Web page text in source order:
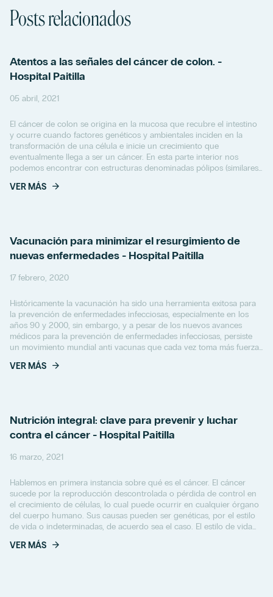
Posts relacionados
Atentos a las señales del cáncer de colon. -
Hospital Paitilla
05 abril, 2021
El cáncer de colon se origina en la mucosa que recubre el intestino
y ocurre cuando factores genéticos y ambientales inciden en la
transformación de una célula e inicie un crecimiento que
eventualmente llega a ser un cáncer. En esta parte interior nos
podemos encontrar con estructuras denominadas pólipos (similares
a una verruga, aunque a veces...
VER MÁS
Vacunación para minimizar el resurgimiento de
nuevas enfermedades - Hospital Paitilla
17 febrero, 2020
Históricamente la vacunación ha sido una herramienta exitosa para
la prevención de enfermedades infecciosas, especialmente en los
años 90 y 2000, sin embargo, y a pesar de los nuevos avances
médicos para la prevención de enfermedades infecciosas, persiste
un movimiento mundial anti vacunas que cada vez toma más fuerza.
Lo que genera preocupación...
VER MÁS
Nutrición integral: clave para prevenir y luchar
contra el cáncer - Hospital Paitilla
16 marzo, 2021
Hablemos en primera instancia sobre qué es el cáncer. El cáncer
sucede por la reproducción descontrolada o pérdida de control en
el crecimiento de células, lo cual puede ocurrir en cualquier órgano
del cuerpo humano. Sus causas pueden ser genéticas, por el estilo
de vida o indeterminadas, de acuerdo sea el caso. El estilo de vida
representa un...
VER MÁS